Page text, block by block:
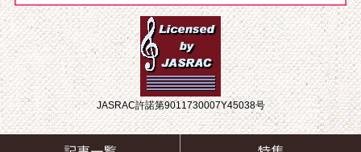
JASRAC許諾第9011730007Y45038号